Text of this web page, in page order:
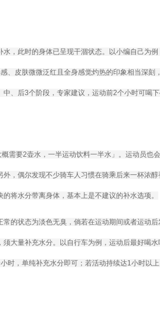
，此时的身体已呈现干涸状态。以小编自己为
、皮肤微微泛红且全身感觉灼热的印象相当深刻
、后3个阶段，专家建议，运动前2个小时可喝
需要2壶水，一半运动饮料一半水」。运动员也
，偶尔发现不少骑车人习惯在骑乘后来一杯浓醇
将水分带离身体，基本上是不建议的补水选项。
的状态为淡色无臭，倘若在运动期间或者运动
大量补充水分。以自行车为例，运动后最好喝
时，单纯补充水分即可；若活动持续达1小时以